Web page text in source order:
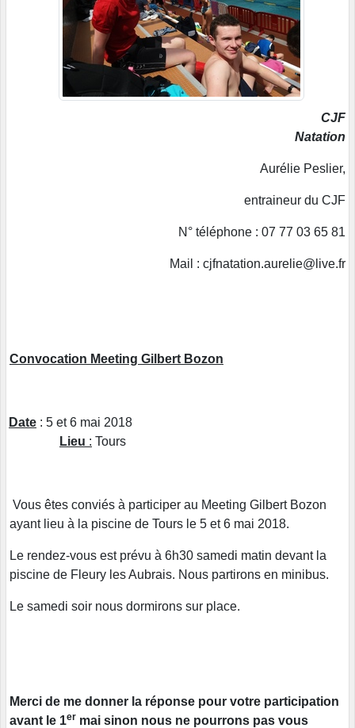
CJF
Natation
Aurélie Peslier,
entraineur du CJF
N° téléphone : 07 77 03 65 81
Mail : cjfnatation.aurelie@live.fr
Convocation Meeting Gilbert Bozon
Date : 5 et 6 mai 2018
Lieu : Tours
Vous êtes conviés à participer au Meeting Gilbert Bozon
ayant lieu à la piscine de Tours le 5 et 6 mai 2018.
Le rendez-vous est prévu à 6h30 samedi matin devant la
piscine de Fleury les Aubrais. Nous partirons en minibus.
Le samedi soir nous dormirons sur place.
Merci de me donner la réponse pour votre participation
avant le 1er mai sinon nous ne pourrons pas vous